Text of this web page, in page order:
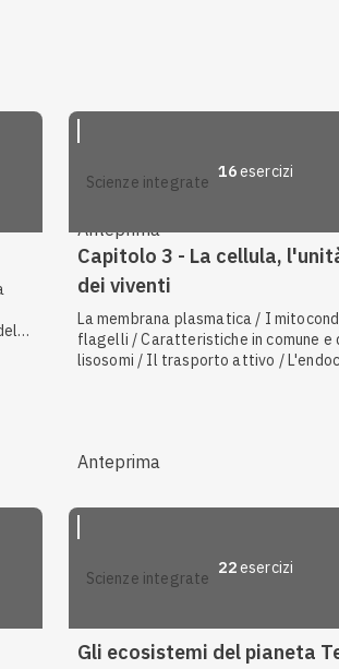
Anteprima
/
scienze integrate
16esercizi
Capitolo 3 - La cellula,
dei viventi
La membrana plasmatica / I
flagelli / Caratteristiche in comune
lisosomi / Il trasporto attivo /
Anteprima
scienze integrate
22esercizi
Gli ecosistemi del pianeta